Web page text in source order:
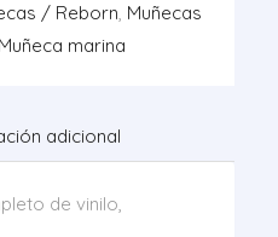
/ Reborn, Muñecas
Muñeca marina
adicional
de vinilo,